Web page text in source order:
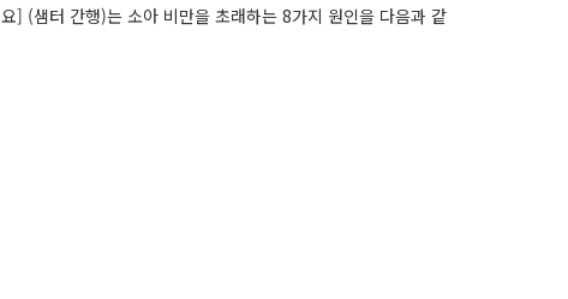
] (샘터 간행)는 소아 비만을 초래하는 8가지 원인을 다음과 같